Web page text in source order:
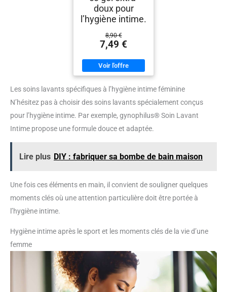
doux pour
l’hygiène intime.
8,90 €
7,49 €
Les soins lavants spécifiques à l’hygiène intime féminine
N’hésitez pas à choisir des soins lavants spécialement conçus
pour l’hygiène intime. Par exemple, gynophilus® Soin Lavant
Intime propose une formule douce et adaptée.
Lire plus DIY : fabriquer sa bombe de bain maison
Une fois ces éléments en main, il convient de souligner quelques
moments clés où une attention particulière doit être portée à
l’hygiène intime.
Hygiène intime après le sport et les moments clés de la vie d’une
femme